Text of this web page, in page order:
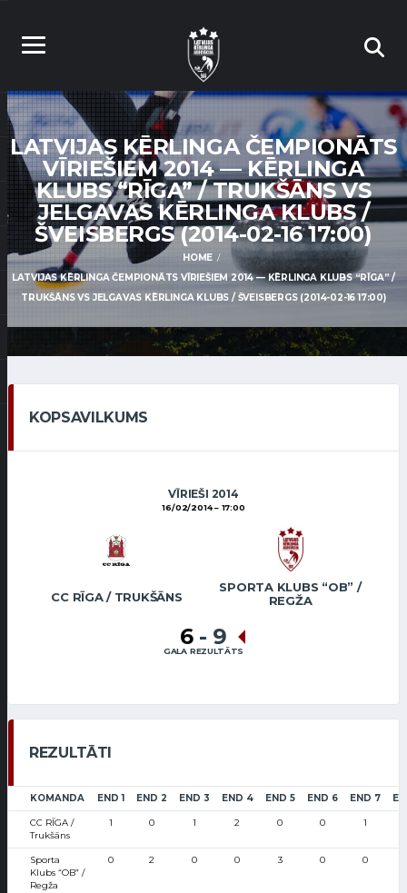
LATVIJAS KĒRLINGA ČEMPIONĀTS
VĪRIEŠIEM 2014 — KĒRLINGA
KLUBS “RĪGA” / TRUKŠĀNS VS
JELGAVAS KĒRLINGA KLUBS /
ŠVEISBERGS (2014-02-16 17:00)
HOME
LATVIJAS KĒRLINGA ČEMPIONĀTS VĪRIEŠIEM 2014 — KĒRLINGA KLUBS “RĪGA” /
TRUKŠĀNS VS JELGAVAS KĒRLINGA KLUBS / ŠVEISBERGS (2014-02-16 17:00)
KOPSAVILKUMS
VĪRIEŠI 2014
16/02/2014 17:00
CC RĪGA / TRUKŠĀNS
SPORTA KLUBS “OB” /
REGŽA
6 - 9
GALA REZULTĀTS
REZULTĀTI
KOMANDA END 1 END 2 END 3 END 4 END 5 END 6 END 7
CC RĪGA /
Trukšāns
1 0 1 2 0 0 1
Sporta
Klubs “OB” /
Regža
0 2 0 0 3 0 0